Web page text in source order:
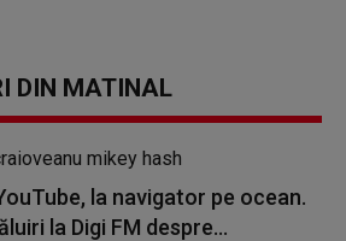
DIN MATINAL
la navigator pe ocean.
la Digi FM despre...